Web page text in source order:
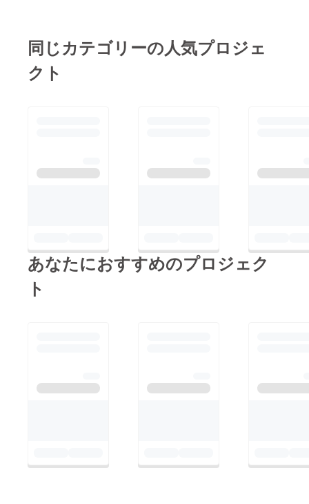
同じカテゴリーの人気プロジェ
クト
あなたにおすすめのプロジェク
ト